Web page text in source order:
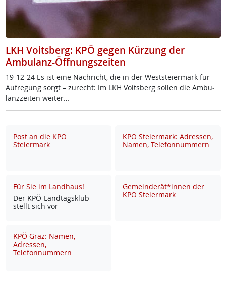
LKH Voitsberg: KPÖ gegen Kürzung der
Ambulanz-Öffnungszeiten
19-12-24 Es ist ei­ne Nach­richt, die in der West­s­tei­er­mark für
Auf­re­gung sorgt – zu­recht: Im LKH Voits­berg sol­len die Am­bu­
lanz­zei­ten wei­ter…
Post an die KPÖ
Steiermark
KPÖ Steiermark: Adressen,
Namen, Telefonnummern
Für Sie im Landhaus!
Der KPÖ-Land­tags­klub
stellt sich vor
Gemeinderät*innen der
KPÖ Steiermark
KPÖ Graz: Namen,
Adressen,
Telefonnummern